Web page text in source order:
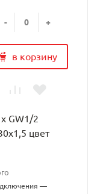
- +
в корзину
GW1/2
цвет
—